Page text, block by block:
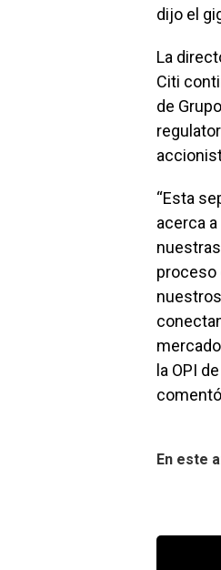
dijo el
La
Citi
de
“Esta
acerca
proceso
la OPI
En este